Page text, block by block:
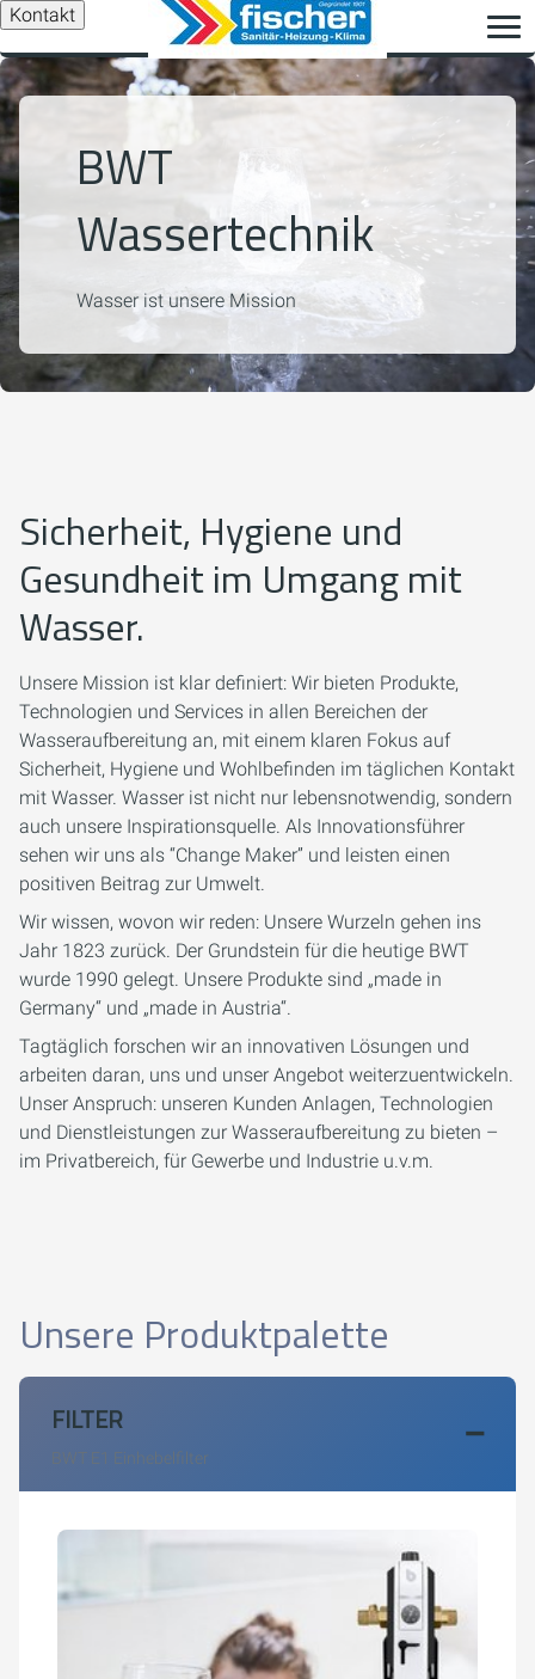
Kontakt
BWT
Wassertechnik
Wasser ist unsere Mission
Sicherheit, Hygiene und
Gesundheit im Umgang mit
Wasser.
Unsere Mission ist klar definiert: Wir bieten Produkte,
Technologien und Services in allen Bereichen der
Wasseraufbereitung an, mit einem klaren Fokus auf
Sicherheit, Hygiene und Wohlbefinden im täglichen Kontakt
mit Wasser. Wasser ist nicht nur lebensnotwendig, sondern
auch unsere Inspirationsquelle. Als Innovationsführer
sehen wir uns als “Change Maker” und leisten einen
positiven Beitrag zur Umwelt.
Wir wissen, wovon wir reden: Unsere Wurzeln gehen ins
Jahr 1823 zurück. Der Grundstein für die heutige BWT
wurde 1990 gelegt. Unsere Produkte sind „made in
Germany“ und „made in Austria“.
Tagtäglich forschen wir an innovativen Lösungen und
arbeiten daran, uns und unser Angebot weiterzuentwickeln.
Unser Anspruch: unseren Kunden Anlagen, Technologien
und Dienstleistungen zur Wasseraufbereitung zu bieten –
im Privatbereich, für Gewerbe und Industrie u.v.m.
Unsere Produktpalette
FILTER
BWT E1 Einhebelfilter